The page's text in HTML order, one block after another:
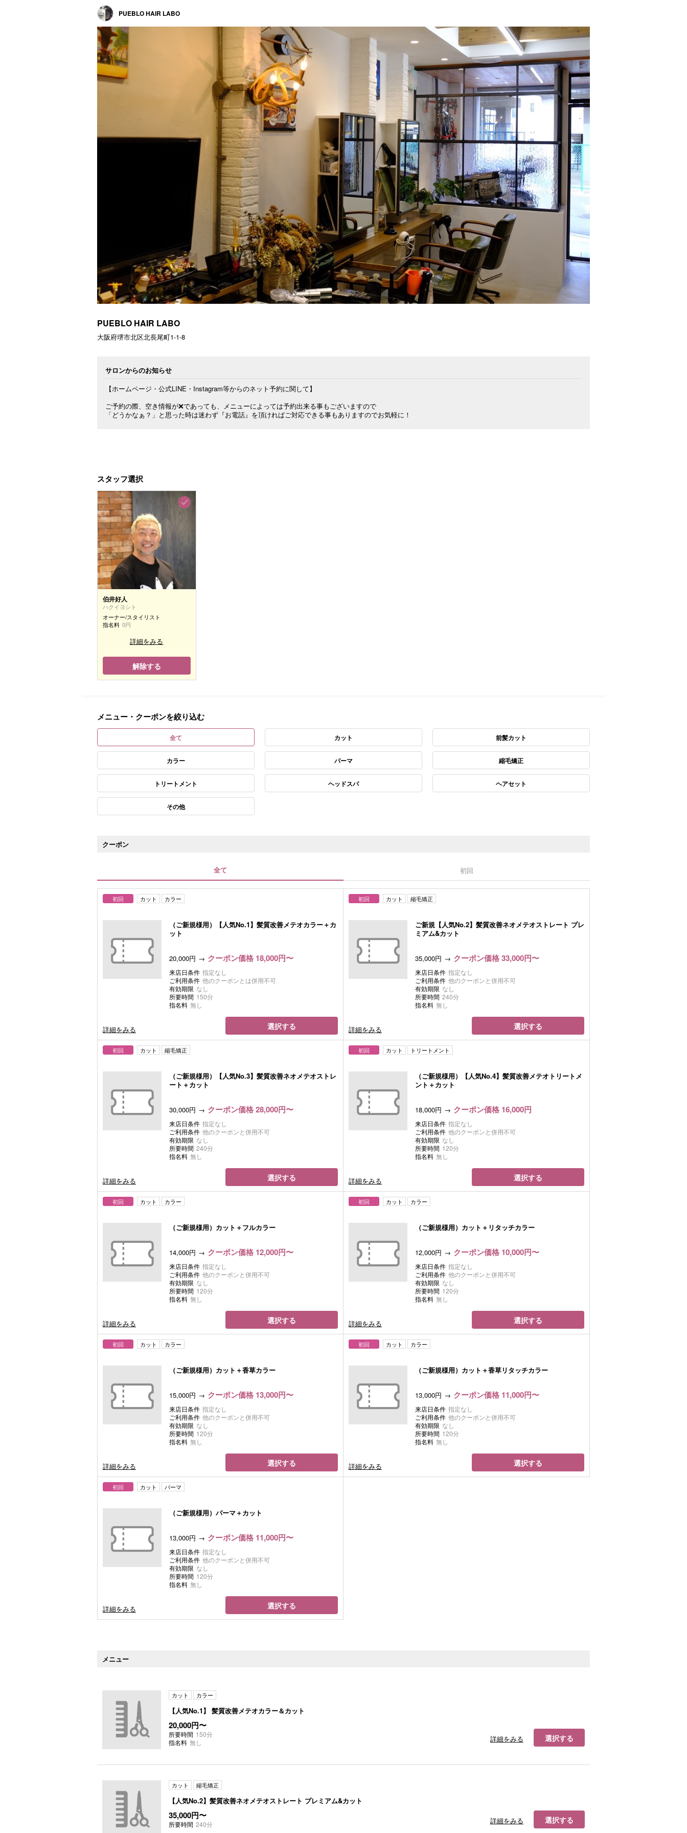
PUEBLO HAIR LABO
PUEBLO HAIR LABO
大阪府堺市北区北長尾町1-1-8
サロンからのお知らせ
【ホームページ・公式LINE・Instagram等からのネット予約に関して】
ご予約の際、空き情報が❌であっても、メニューによっては予約出来る事もございますので
「どうかなぁ？」と思った時は迷わず『お電話』を頂ければご対応できる事もありますのでお気軽に！
スタッフ選択
伯井好人
ハクイヨシト
オーナー/スタイリスト
指名料 0円
詳細をみる
解除する
メニュー・クーポンを絞り込む
全て カット 前髪カット
カラー パーマ 縮毛矯正
トリートメント ヘッドスパ ヘアセット
その他
クーポン
全て 初回
初回 カット カラー
（ご新規様用）【人気No.1】髪質改善メテオカラー＋カ
ット
20,000円 クーポン価格 18,000円〜
来店日条件 指定なし
ご利用条件 他のクーポンとは併用不可
有効期限 なし
所要時間 150分
指名料 無し
詳細をみる 選択する
初回 カット 縮毛矯正
ご新規【人気No.2】髪質改善ネオメテオストレート プレ
ミアム&カット
35,000円 クーポン価格 33,000円〜
来店日条件 指定なし
ご利用条件 他のクーポンと併用不可
有効期限 なし
所要時間 240分
指名料 無し
詳細をみる 選択する
初回 カット 縮毛矯正
（ご新規様用）【人気No.3】髪質改善ネオメテオストレ
ート＋カット
30,000円 クーポン価格 28,000円〜
来店日条件 指定なし
ご利用条件 他のクーポンと併用不可
有効期限 なし
所要時間 240分
指名料 無し
詳細をみる 選択する
初回 カット トリートメント
（ご新規様用）【人気No.4】髪質改善メテオトリートメ
ント＋カット
18,000円 クーポン価格 16,000円
来店日条件 指定なし
ご利用条件 他のクーポンと併用不可
有効期限 なし
所要時間 120分
指名料 無し
詳細をみる 選択する
初回 カット カラー
（ご新規様用）カット＋フルカラー
14,000円 クーポン価格 12,000円〜
来店日条件 指定なし
ご利用条件 他のクーポンと併用不可
有効期限 なし
所要時間 120分
指名料 無し
詳細をみる 選択する
初回 カット カラー
（ご新規様用）カット＋リタッチカラー
12,000円 クーポン価格 10,000円〜
来店日条件 指定なし
ご利用条件 他のクーポンと併用不可
有効期限 なし
所要時間 120分
指名料 無し
詳細をみる 選択する
初回 カット カラー
（ご新規様用）カット＋香草カラー
15,000円 クーポン価格 13,000円〜
来店日条件 指定なし
ご利用条件 他のクーポンと併用不可
有効期限 なし
所要時間 120分
指名料 無し
詳細をみる 選択する
初回 カット カラー
（ご新規様用）カット＋香草リタッチカラー
13,000円 クーポン価格 11,000円〜
来店日条件 指定なし
ご利用条件 他のクーポンと併用不可
有効期限 なし
所要時間 120分
指名料 無し
詳細をみる 選択する
初回 カット パーマ
（ご新規様用）パーマ＋カット
13,000円 クーポン価格 11,000円〜
来店日条件 指定なし
ご利用条件 他のクーポンと併用不可
有効期限 なし
所要時間 120分
指名料 無し
詳細をみる 選択する
メニュー
カット カラー
【人気No.1】 髪質改善メテオカラー＆カット
20,000円〜
所要時間 150分
指名料 無し 詳細をみる 選択する
カット 縮毛矯正
【人気No.2】髪質改善ネオメテオストレート プレミアム&カット
35,000円〜
所要時間 240分 詳細をみる 選択する